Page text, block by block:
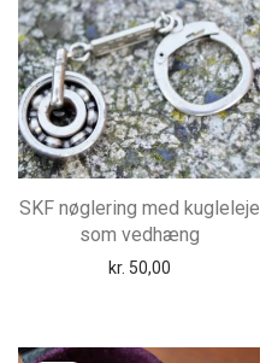
SKF nøglering med kugleleje
som vedhæng
kr. 50,00